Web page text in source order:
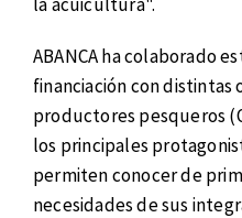
ABANCA ha colaborado
financiación con distintas
productores pesqueros
los principales
permiten conocer de
necesidades de sus